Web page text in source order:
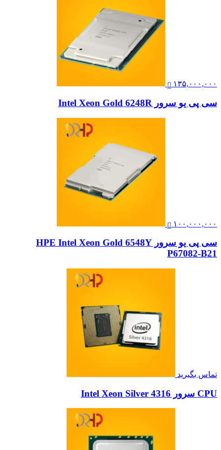
۱۳۵,۰۰۰,۰۰۰
سی پی یو سرور Intel Xeon Gold 6248R
۱۰۰,۰۰۰,۰۰۰
سی پی یو سرور HPE Intel Xeon Gold 6548Y
P67082-B21
تماس بگیرید
CPU سرور Intel Xeon Silver 4316